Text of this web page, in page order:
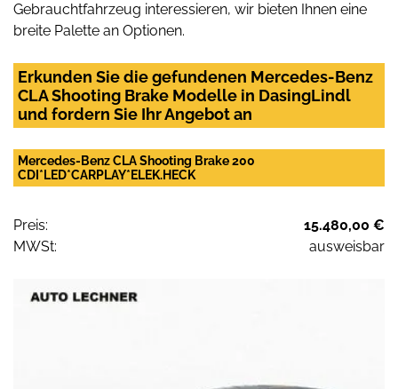
Gebrauchtfahrzeug interessieren, wir bieten Ihnen eine
breite Palette an Optionen.
Erkunden Sie die gefundenen Mercedes-Benz
CLA Shooting Brake Modelle in DasingLindl
und fordern Sie Ihr Angebot an
Mercedes-Benz CLA Shooting Brake 200
CDI*LED*CARPLAY*ELEK.HECK
Preis:
15.480,00 €
MWSt:
ausweisbar